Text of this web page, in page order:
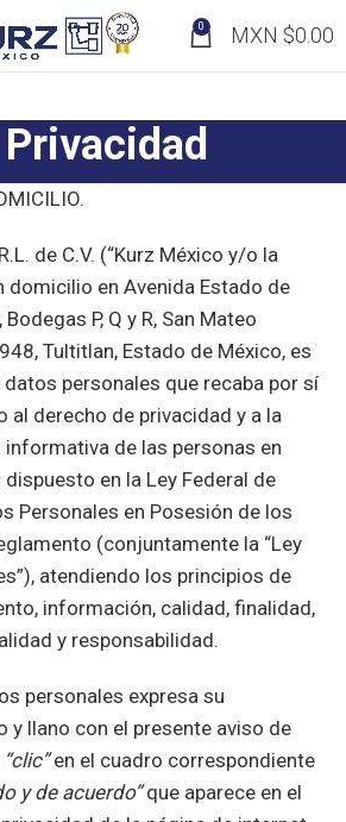
0 MXN $0.00
de C.V. (“Kurz México y/o la
domicilio en Avenida Estado de
P, Q y R, San Mateo
Tultitlan, Estado de México, es
personales que recaba por sí
al derecho de privacidad y a la
de las personas en
en la Ley Federal de
Personales en Posesión de los
(conjuntamente la “Ley
atendiendo los principios de
información, calidad, finalidad,
y responsabilidad.
personales expresa su
y llano con el presente aviso de
“clic”en el cuadro correspondiente
y de acuerdo”que aparece en el